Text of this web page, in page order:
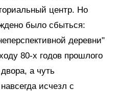
центр. Но
было сбыться:
деревни"
80-х годов прошлого
а чуть
исчезл с